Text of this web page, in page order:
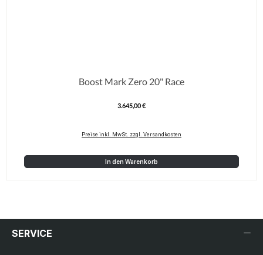
Boost Mark Zero 20" Race
Regulärer Preis:
3.645,00 €
Preise inkl. MwSt. zzgl. Versandkosten
In den Warenkorb
SERVICE